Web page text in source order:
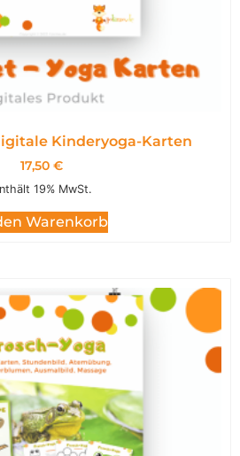
Kinderyoga-Karten
17,50 €
19% MwSt.
Warenkorb